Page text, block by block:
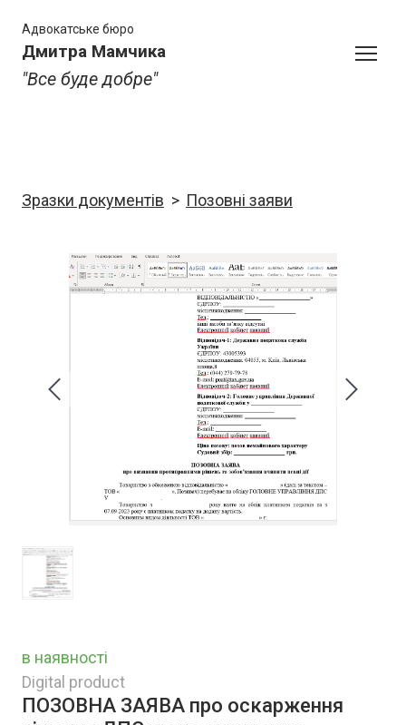
Адвокатське бюро
Дмитра Мамчика
"Все буде добре"
Зразки документів Позовні заяви
в наявності
Digital product
ПОЗОВНА ЗАЯВА про оскарження